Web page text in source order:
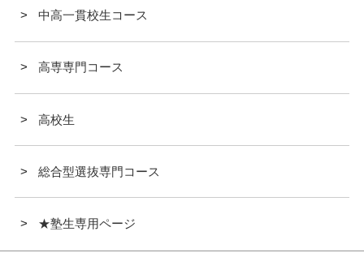
中高一貫校生コース
高専専門コース
高校生
総合型選抜専門コース
★塾生専用ページ